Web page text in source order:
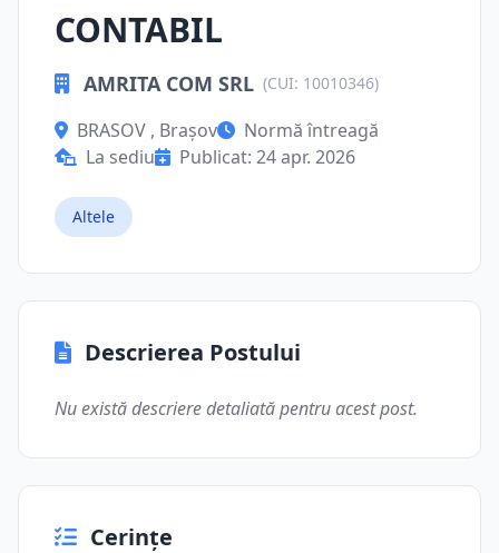
CONTABIL
AMRITA COM SRL (CUI: 10010346)
BRASOV , Brașov
Normă întreagă
La sediu
Publicat: 24 apr. 2026
Altele
Descrierea Postului
Nu există descriere detaliată pentru acest post.
Cerințe